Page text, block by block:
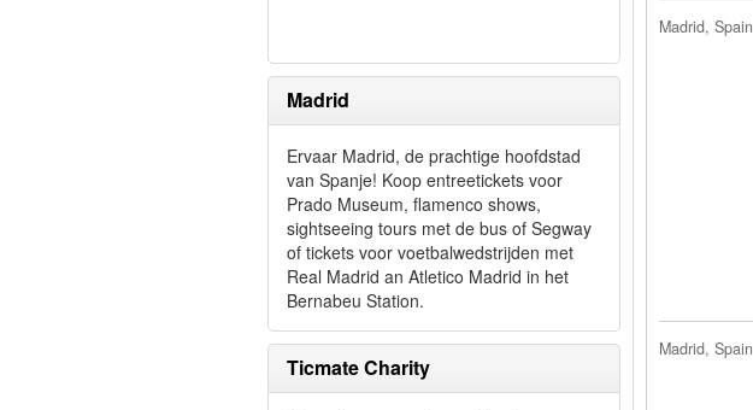
Madrid
Ervaar Madrid, de prachtige hoofdstad
van Spanje! Koop entreetickets voor
Prado Museum, flamenco shows,
sightseeing tours met de bus of Segway
of tickets voor voetbalwedstrijden met
Real Madrid an Atletico Madrid in het
Bernabeu Station.
Ticmate Charity
Madrid, Spain
Madrid, Spain